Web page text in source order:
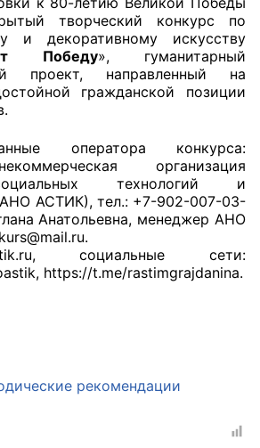
ОП КО
штаб
КО
КО
творческий конкурс по
и декоративному искусству
Победу», гуманитарный
проект, направленный на
гражданской позиции
оператора конкурса:
организация
технологий и
АСТИК), тел.: +7-902-007-03-
Анатольевна, менеджер АНО
социальные сети:
https://t.me/rastimgrajdanina.
рекомендации